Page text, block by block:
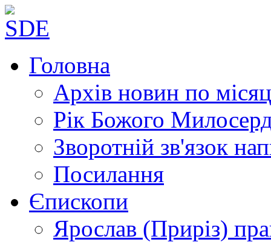
Головна
Архів новин по
Рік Божого
Зворотній зв'язок
Посилання
Єпископи
Ярослав (Приріз)